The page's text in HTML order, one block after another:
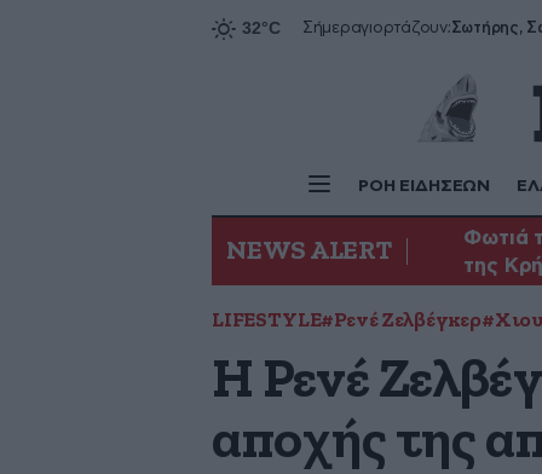
Σήμεραγιορτάζουν:
ΡΟΗ ΕΙΔΗΣΕΩΝ
NEWS ALERT
Φωτιά
της
LIFESTYLE#Ρενέ Ζελβέγκερ
Η Ρενέ
αποχής της